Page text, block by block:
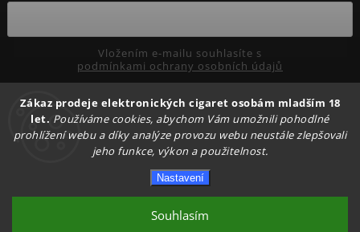
Zákaz prodeje elektronických cigaret osobám mladším 18
let. Používáme cookies, abychom Vám umožnili pohodlné
prohlížení webu a díky analýze provozu webu neustále zlepšovali
jeho funkce, výkon a použitelnost.
Nastavení
Souhlasím
podmínkami ochrany osobních údajů
Přihlásit se
Upravit nastavení cookies
| Design